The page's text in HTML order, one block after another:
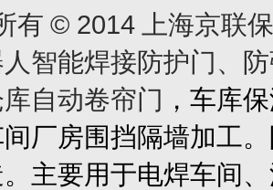
© 2014上海京联
智能焊接防护门、
自动卷帘门 ，车库
厂房围挡隔墙加工
主要用于电焊车间